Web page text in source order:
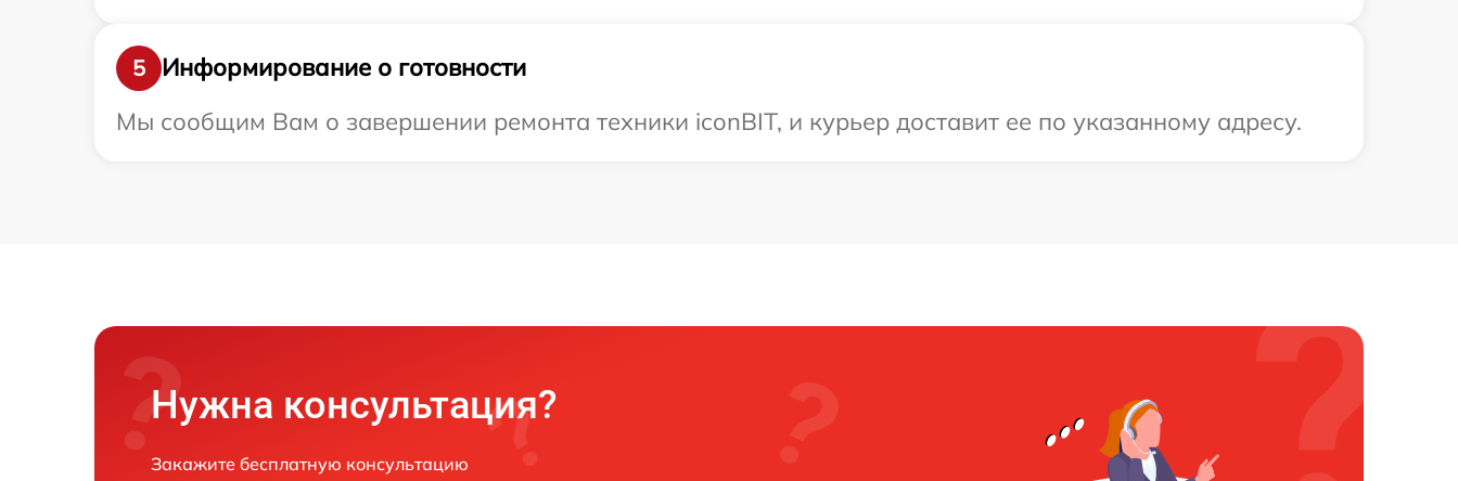
5
Информирование о готовности
Мы сообщим Вам о завершении ремонта техники iconBIT, и курьер доставит ее по указанному адресу.
Нужна консультация?
Закажите бесплатную консультацию